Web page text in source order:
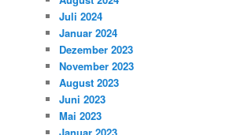
Juli 2024
Januar 2024
Dezember 2023
November 2023
August 2023
Juni 2023
Mai 2023